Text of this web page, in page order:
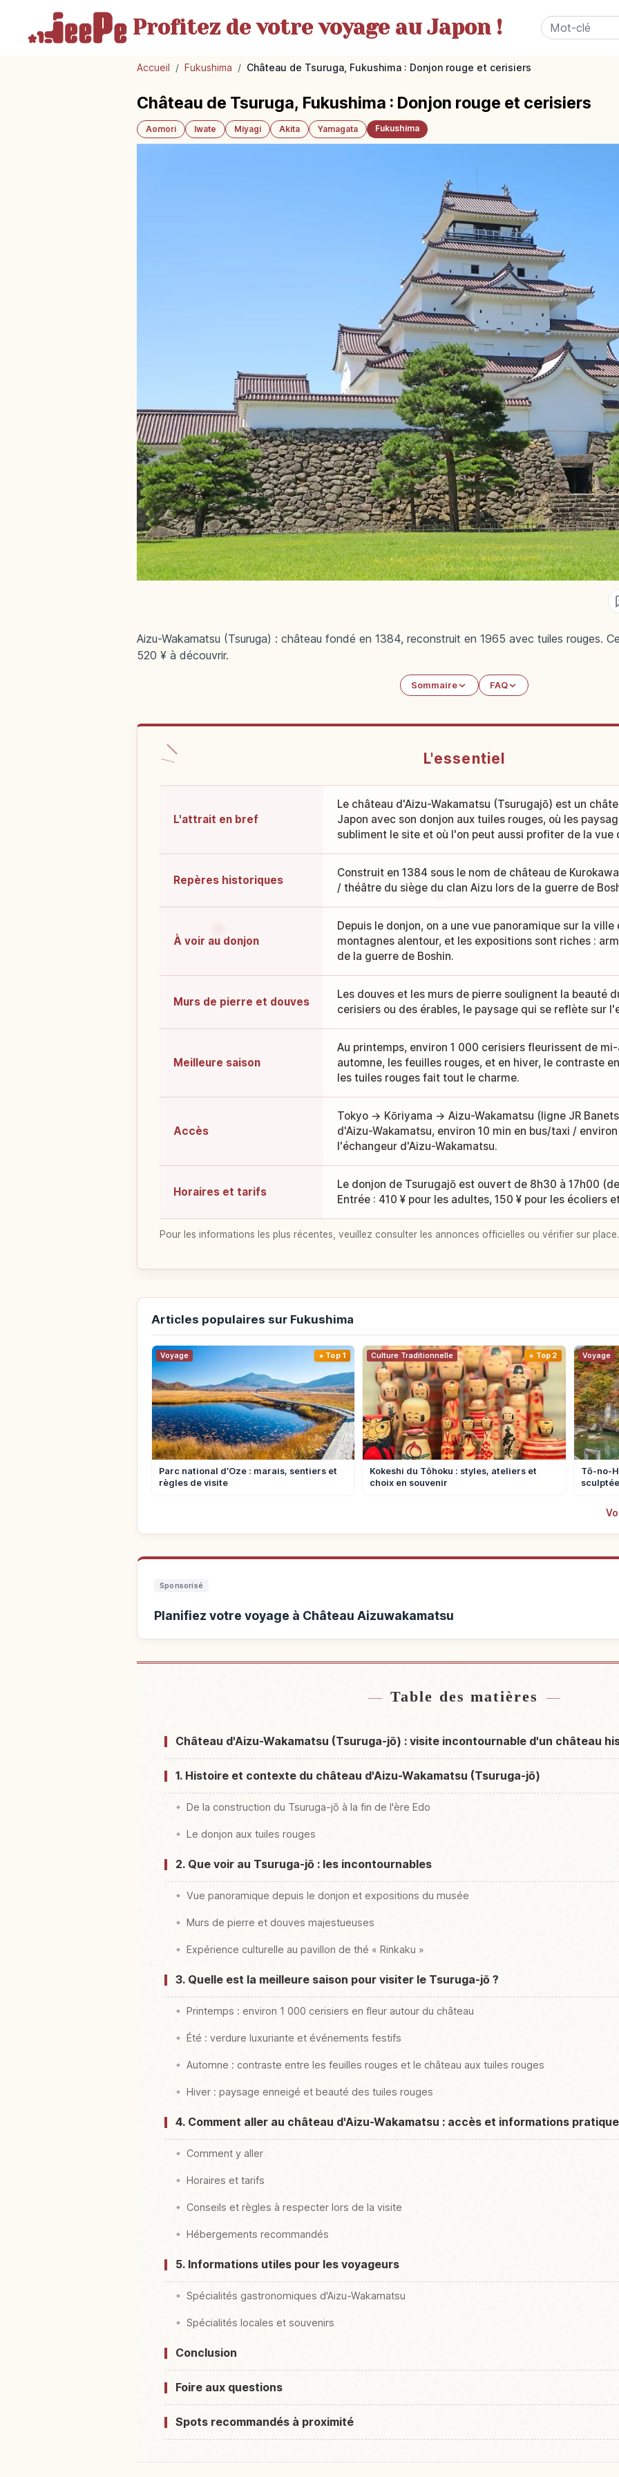
Profitez de votrevoyage au Japon !
Accueil / Fukushima / Château de Tsuruga, Fukushima : Donjon rouge et cerisiers
Château de Tsuruga, Fukushima : Donjon rouge et cerisiers
Aomori Iwate Miyagi Akita Yamagata Fukushima
Aizu-Wakamatsu (Tsuruga) : château fondé en 1384, reconstruit en 1965 avec tuiles rouges.
520 ¥ à découvrir.
Sommaire FAQ
L'essentiel
L'attrait en bref
Le château d'Aizu-Wakamatsu (Tsurugajō) est un
Japon avec son donjon aux tuiles rouges, où les
subliment le site et où l'on peut aussi profiter de la vue
Repères historiques
Construit en 1384 sous le nom de château de
/ théâtre du siège du clan Aizu lors de la guerre de
À voir au donjon
Depuis le donjon, on a une vue panoramique sur la
montagnes alentour, et les expositions sont riches :
de la guerre de Boshin.
Murs de pierre et douves
Les douves et les murs de pierre soulignent la beauté
cerisiers ou des érables, le paysage qui se reflète sur
Meilleure saison
Au printemps, environ 1 000 cerisiers fleurissent de
automne, les feuilles rouges, et en hiver, le contraste
les tuiles rouges fait tout le charme.
Accès
Tokyo → Kōriyama → Aizu-Wakamatsu (ligne JR
d'Aizu-Wakamatsu, environ 10 min en bus/taxi /
l'échangeur d'Aizu-Wakamatsu.
Horaires et tarifs
Le donjon de Tsurugajō est ouvert de 8h30 à 17h00
Entrée : 410 ¥ pour les adultes, 150 ¥ pour les écoliers
Pour les informations les plus récentes, veuillez consulter les annonces officielles ou vérifier sur place.
Articles populaires sur Fukushima
Voyage Top 1
Parc national d’Oze : marais, sentiers et
règles de visite
Culture Traditionnelle Top 2
Kokeshi du Tōhoku : styles, ateliers et
choix en souvenir
Voyage
Tō-no-
Sponsorisé
Planifiez votre voyage à Château Aizuwakamatsu
Table des matières
Château d'Aizu-Wakamatsu (Tsuruga-jō) : visite incontournable d'un château
1. Histoire et contexte du château d'Aizu-Wakamatsu (Tsuruga-jō)
De la construction du Tsuruga-jō à la fin de l'ère Edo
Le donjon aux tuiles rouges
2. Que voir au Tsuruga-jō : les incontournables
Vue panoramique depuis le donjon et expositions du musée
Murs de pierre et douves majestueuses
Expérience culturelle au pavillon de thé « Rinkaku »
3. Quelle est la meilleure saison pour visiter le Tsuruga-jō ?
Printemps : environ 1 000 cerisiers en fleur autour du château
Été : verdure luxuriante et événements festifs
Automne : contraste entre les feuilles rouges et le château aux tuiles rouges
Hiver : paysage enneigé et beauté des tuiles rouges
4. Comment aller au château d'Aizu-Wakamatsu : accès et informations
Comment y aller
Horaires et tarifs
Conseils et règles à respecter lors de la visite
Hébergements recommandés
5. Informations utiles pour les voyageurs
Spécialités gastronomiques d'Aizu-Wakamatsu
Spécialités locales et souvenirs
Conclusion
Foire aux questions
Spots recommandés à proximité